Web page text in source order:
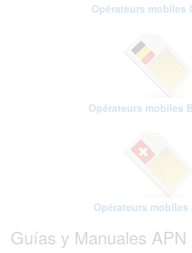
Opérateurs mobiles
Opérateurs mobiles
Opérateurs mobiles
Guías y Manuales APN